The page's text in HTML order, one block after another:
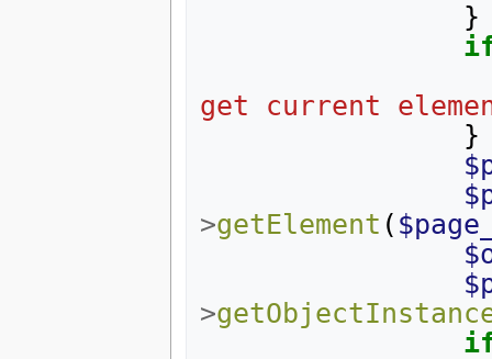
}
get current element
}
>getElement (
>